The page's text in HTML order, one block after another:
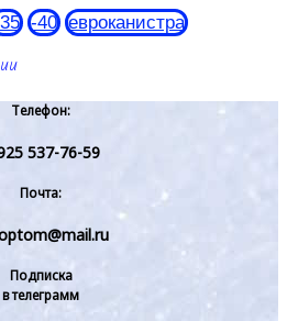
-40 евроканистра
Телефон:
537-76-59
Почта:
Подписка
в телеграмм